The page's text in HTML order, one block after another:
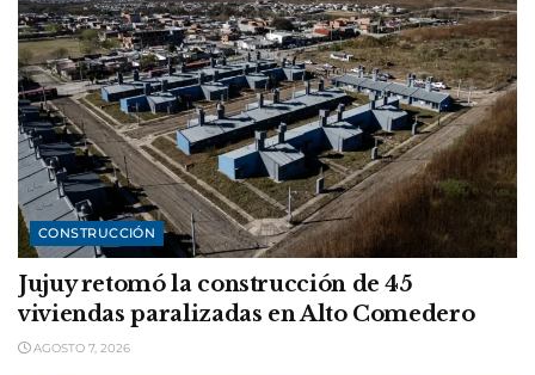
CONSTRUCCIÓN
Jujuy retomó la construcción de 45
viviendas paralizadas en Alto Comedero
AGOSTO 7, 2026